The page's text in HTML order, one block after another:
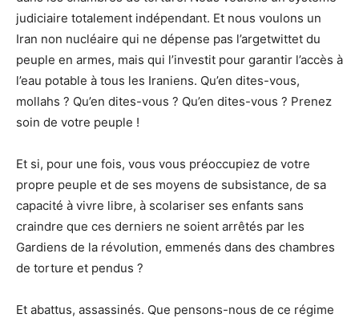
judiciaire totalement indépendant. Et nous voulons un
Iran non nucléaire qui ne dépense pas l’argetwittet du
peuple en armes, mais qui l’investit pour garantir l’accès à
l’eau potable à tous les Iraniens. Qu’en dites-vous,
mollahs ? Qu’en dites-vous ? Qu’en dites-vous ? Prenez
soin de votre peuple !
Et si, pour une fois, vous vous préoccupiez de votre
propre peuple et de ses moyens de subsistance, de sa
capacité à vivre libre, à scolariser ses enfants sans
craindre que ces derniers ne soient arrêtés par les
Gardiens de la révolution, emmenés dans des chambres
de torture et pendus ?
Et abattus, assassinés. Que pensons-nous de ce régime